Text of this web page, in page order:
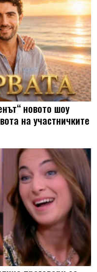
новото шоу
на участничките